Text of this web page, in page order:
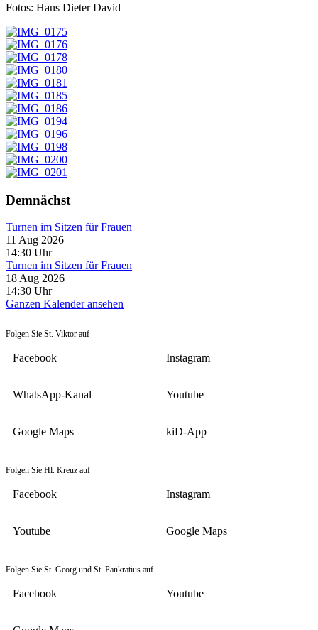
Fotos: Hans Dieter David
Demnächst
Turnen im Sitzen für Frauen
11 Aug 2026
14:30 Uhr
Turnen im Sitzen für Frauen
18 Aug 2026
14:30 Uhr
Ganzen Kalender ansehen
Folgen Sie St. Viktor auf
Facebook Instagram
WhatsApp-Kanal Youtube
Google Maps kiD-App
Folgen Sie Hl. Kreuz auf
Facebook Instagram
Youtube Google Maps
Folgen Sie St. Georg und St. Pankratius auf
Facebook Youtube